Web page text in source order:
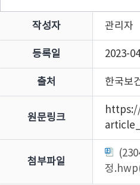
작성자 관리자
등록일 2023-
출처 한국보
원문링크
첨부파일
정